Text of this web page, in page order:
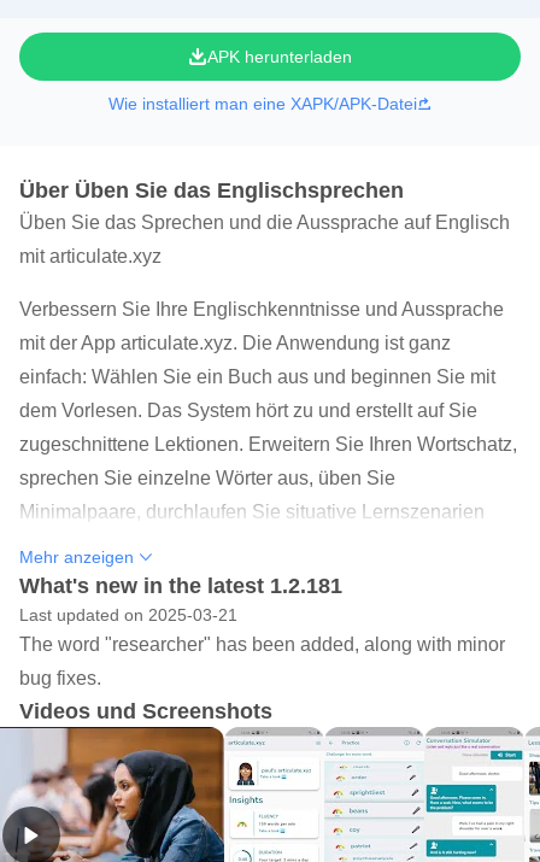
APK herunterladen
Wie installiert man eine XAPK/APK-Datei
Über Üben Sie das Englischsprechen
Üben Sie das Sprechen und die Aussprache auf Englisch
mit articulate.xyz
Verbessern Sie Ihre Englischkenntnisse und Aussprache
mit der App articulate.xyz. Die Anwendung ist ganz
einfach: Wählen Sie ein Buch aus und beginnen Sie mit
dem Vorlesen. Das System hört zu und erstellt auf Sie
zugeschnittene Lektionen. Erweitern Sie Ihren Wortschatz,
sprechen Sie einzelne Wörter aus, üben Sie
Minimalpaare, durchlaufen Sie situative Lernszenarien
Mehr anzeigen
What's new in the latest 1.2.181
Last updated on 2025-03-21
The word "researcher" has been added, along with minor
bug fixes.
Videos und Screenshots